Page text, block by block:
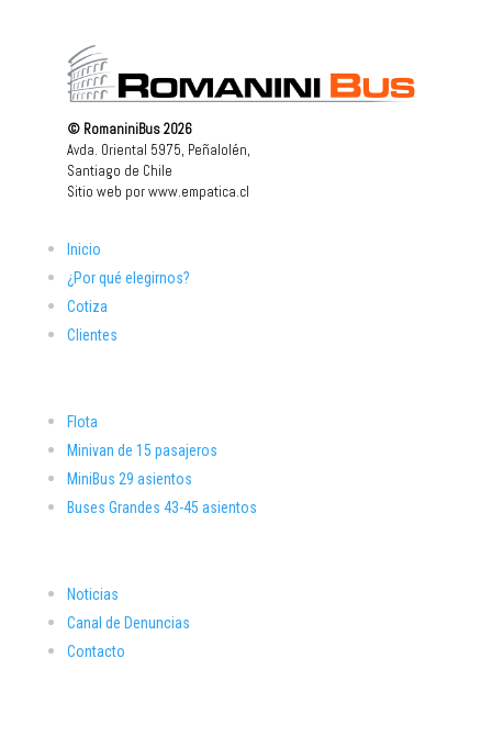
© RomaniniBus 2026
Avda. Oriental 5975, Peñalolén,
Santiago de Chile
Sitio web porwww.empatica.cl
Inicio
¿Por qué elegirnos?
Cotiza
Clientes
Flota
Minivan de 15 pasajeros
MiniBus 29 asientos
Buses Grandes 43-45 asientos
Noticias
Canal de Denuncias
Contacto